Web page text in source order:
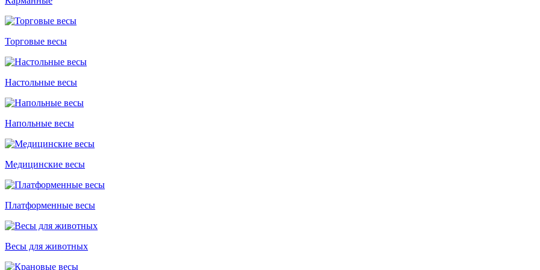
Торговые весы
Настольные весы
Напольные весы
Медицинские весы
Платформенные весы
Весы для животных